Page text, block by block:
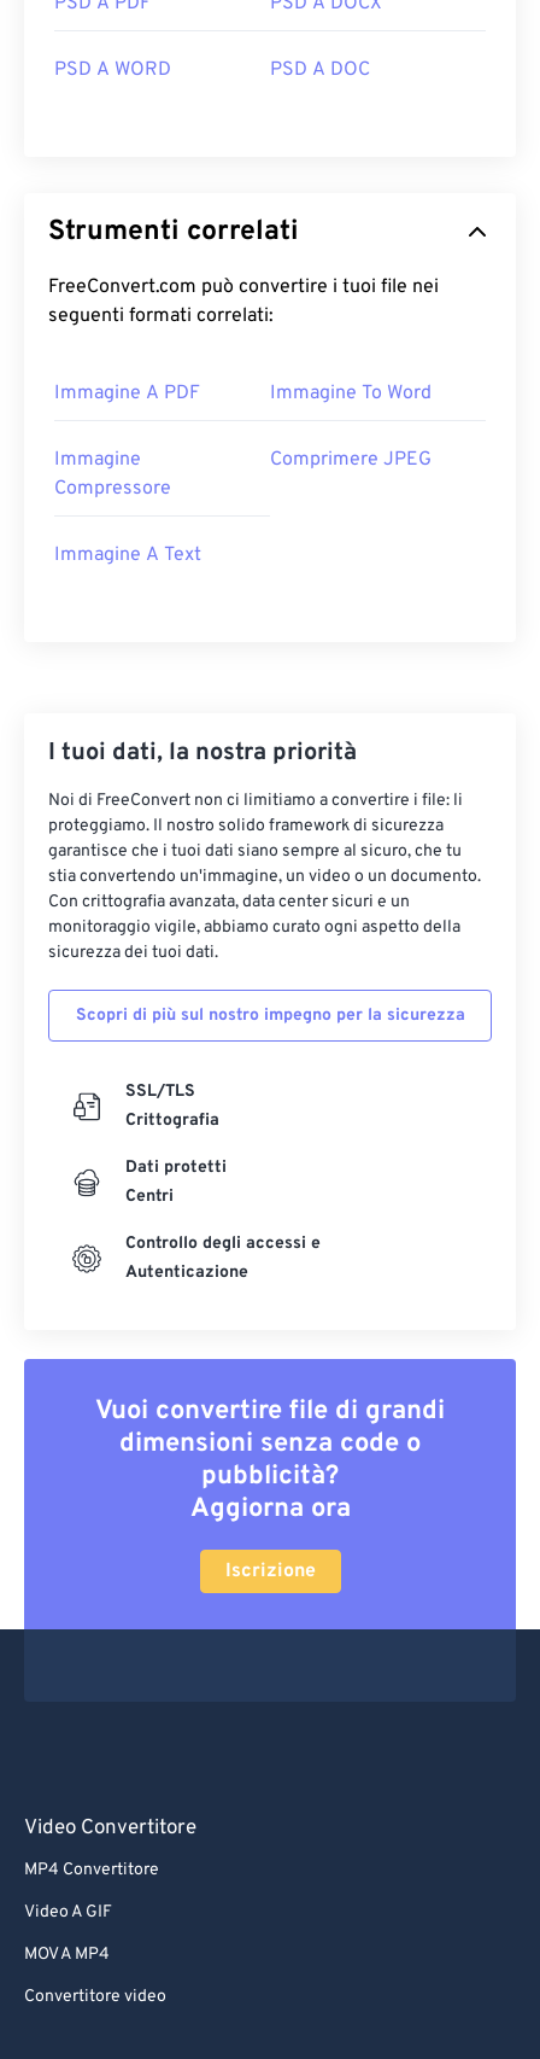
PSD A WORD PSD A DOC
Strumenti correlati
FreeConvert.com può convertire i tuoi file nei
seguenti formati correlati:
Immagine A PDF Immagine To Word
Immagine
Compressore
Comprimere JPEG
Immagine A Text
I tuoi dati, la nostra priorità
Noi di FreeConvert non ci limitiamo a convertire i file: li
proteggiamo. Il nostro solido framework di sicurezza
garantisce che i tuoi dati siano sempre al sicuro, che tu
stia convertendo un'immagine, un video o un documento.
Con crittografia avanzata, data center sicuri e un
monitoraggio vigile, abbiamo curato ogni aspetto della
sicurezza dei tuoi dati.
Scopri di più sul nostro impegno per la sicurezza
SSL/TLS
Crittografia
Dati protetti
Centri
Controllo degli accessi e
Autenticazione
Vuoi convertire file di grandi
dimensioni senza code o
pubblicità?
Aggiorna ora
Iscrizione
Video Convertitore
MP4 Convertitore
Video A GIF
MOV A MP4
Convertitore video